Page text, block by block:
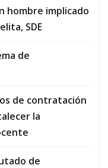
hombre implicado
SDE
de
de contratación
la
de